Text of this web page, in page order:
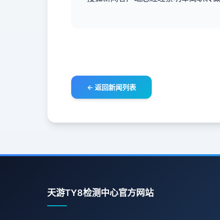
← 返回新闻列表
天游TY8检测中心官方网站